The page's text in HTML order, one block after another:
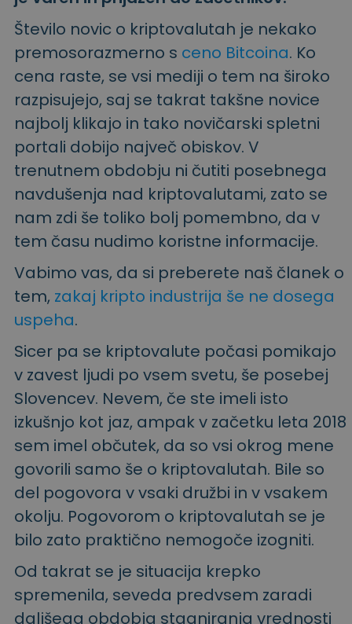
Število novic o kriptovalutah je nekako
premosorazmerno s ceno Bitcoina. Ko
cena raste, se vsi mediji o tem na široko
razpisujejo, saj se takrat takšne novice
najbolj klikajo in tako novičarski spletni
portali dobijo največ obiskov. V
trenutnem obdobju ni čutiti posebnega
navdušenja nad kriptovalutami, zato se
nam zdi še toliko bolj pomembno, da v
tem času nudimo koristne informacije.
Vabimo vas, da si preberete naš članek o
tem, zakaj kripto industrija še ne dosega
uspeha.
Sicer pa se kriptovalute počasi pomikajo
v zavest ljudi po vsem svetu, še posebej
Slovencev. Nevem, če ste imeli isto
izkušnjo kot jaz, ampak v začetku leta 2018
sem imel občutek, da so vsi okrog mene
govorili samo še o kriptovalutah. Bile so
del pogovora v vsaki družbi in v vsakem
okolju. Pogovorom o kriptovalutah se je
bilo zato praktično nemogoče izogniti.
Od takrat se je situacija krepko
spremenila, seveda predvsem zaradi
daljšega obdobja stagniranja vrednosti